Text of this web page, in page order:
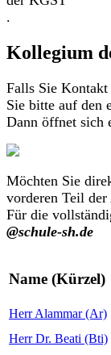
.
Kollegium
Falls Sie
Sie bitte auf den
Dann öffnet sich
Möchten Sie
vorderen Teil
Für die
@schule-sh.de
Name (Kürzel)
Herr Alammar (Ar)
Herr Dr. Beati (Bti)